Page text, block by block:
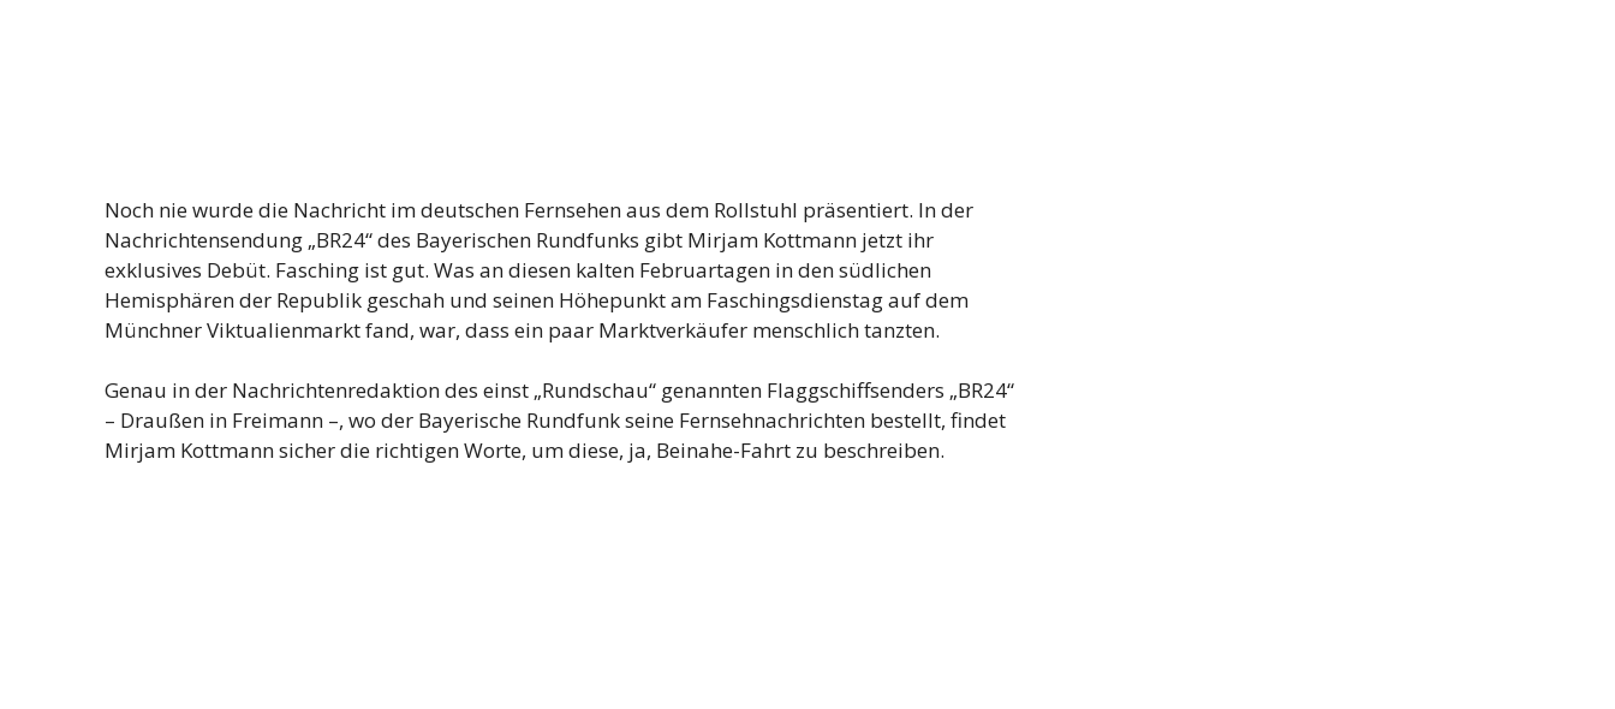
Noch nie wurde die Nachricht im deutschen Fernsehen aus dem Rollstuhl präsentiert. In der
Nachrichtensendung „BR24“ des Bayerischen Rundfunks gibt Mirjam Kottmann jetzt ihr
exklusives Debüt. Fasching ist gut. Was an diesen kalten Februartagen in den südlichen
Hemisphären der Republik geschah und seinen Höhepunkt am Faschingsdienstag auf dem
Münchner Viktualienmarkt fand, war, dass ein paar Marktverkäufer menschlich tanzten.
Genau in der Nachrichtenredaktion des einst „Rundschau“ genannten Flaggschiffsenders „BR24“
– Draußen in Freimann –, wo der Bayerische Rundfunk seine Fernsehnachrichten bestellt, findet
Mirjam Kottmann sicher die richtigen Worte, um diese, ja, Beinahe-Fahrt zu beschreiben.